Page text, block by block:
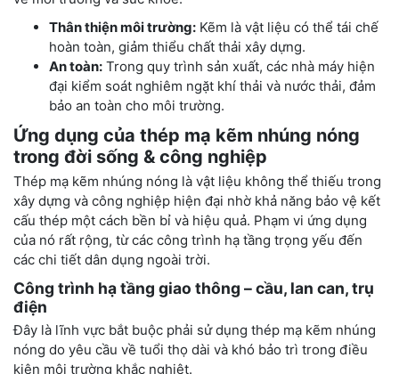
Thân thiện môi trường: Kẽm là vật liệu có thể tái chế
hoàn toàn, giảm thiểu chất thải xây dựng.
An toàn: Trong quy trình sản xuất, các nhà máy hiện
đại kiểm soát nghiêm ngặt khí thải và nước thải, đảm
bảo an toàn cho môi trường.
Ứng dụng của thép mạ kẽm nhúng nóng
trong đời sống & công nghiệp
Thép mạ kẽm nhúng nóng là vật liệu không thể thiếu trong
xây dựng và công nghiệp hiện đại nhờ khả năng bảo vệ kết
cấu thép một cách bền bỉ và hiệu quả. Phạm vi ứng dụng
của nó rất rộng, từ các công trình hạ tầng trọng yếu đến
các chi tiết dân dụng ngoài trời.
Công trình hạ tầng giao thông – cầu, lan can, trụ
điện
Đây là lĩnh vực bắt buộc phải sử dụng thép mạ kẽm nhúng
nóng do yêu cầu về tuổi thọ dài và khó bảo trì trong điều
kiện môi trường khắc nghiệt.